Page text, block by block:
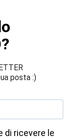
posta :)
di ricevere le